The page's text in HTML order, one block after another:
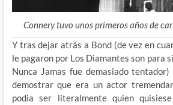
Connery tuvo unos primeros años de
Y tras dejar atrás a Bond (de vez en
le pagaron por Los Diamantes son para
Nunca Jamas fue demasiado
demostrar que era un actor
podia ser literalmente quien